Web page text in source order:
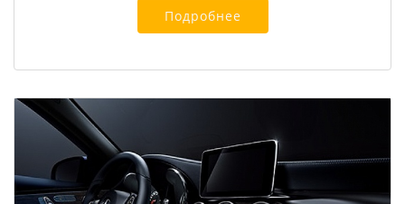
Подробнее